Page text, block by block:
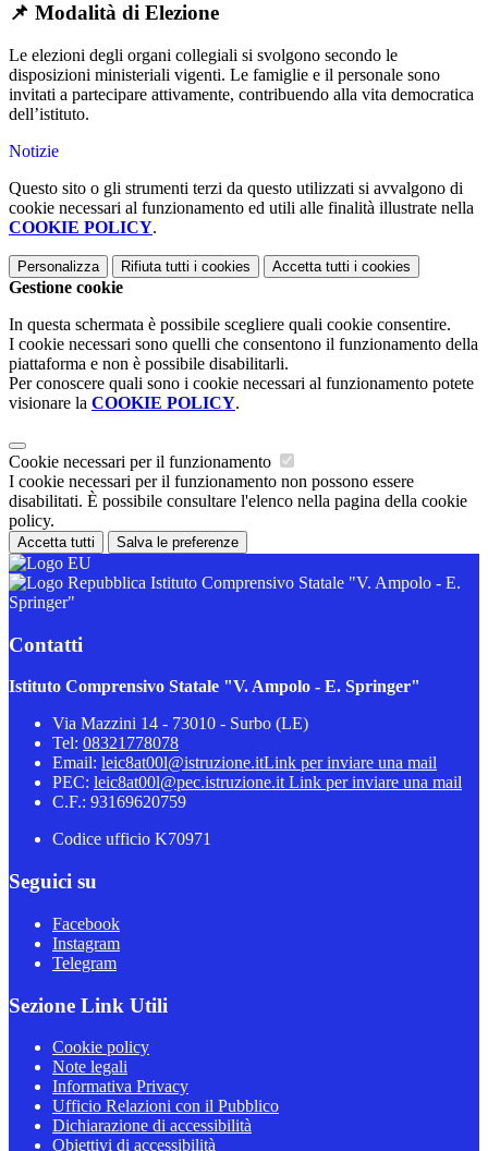
📌 Modalità di Elezione
Le elezioni degli organi collegiali si svolgono secondo le
disposizioni ministeriali vigenti. Le famiglie e il personale sono
invitati a partecipare attivamente, contribuendo alla vita democratica
dell’istituto.
Notizie
Questo sito o gli strumenti terzi da questo utilizzati si avvalgono di
cookie necessari al funzionamento ed utili alle finalità illustrate nella
COOKIE POLICY.
Personalizza Rifiuta tutti i cookies Accetta tutti i cookies
Gestione cookie
In questa schermata è possibile scegliere quali cookie consentire.
I cookie necessari sono quelli che consentono il funzionamento della
piattaforma e non è possibile disabilitarli.
Per conoscere quali sono i cookie necessari al funzionamento potete
visionare la COOKIE POLICY.
Cookie necessari per il funzionamento
I cookie necessari per il funzionamento non possono essere
disabilitati. È possibile consultare l'elenco nella pagina della cookie
policy.
Accetta tutti Salva le preferenze
Istituto Comprensivo Statale "V. Ampolo - E.
Springer"
Contatti
Istituto Comprensivo Statale "V. Ampolo - E. Springer"
Via Mazzini 14 - 73010 - Surbo (LE)
Tel: 08321778078
Email: leic8at00l@istruzione.itLink per inviare una mail
PEC: leic8at00l@pec.istruzione.itLink per inviare una mail
C.F.: 93169620759
Codice ufficio K70971
Seguici su
Facebook
Instagram
Telegram
Sezione Link Utili
Cookie policy
Note legali
Informativa Privacy
Ufficio Relazioni con il Pubblico
Dichiarazione di accessibilità
Obiettivi di accessibilità